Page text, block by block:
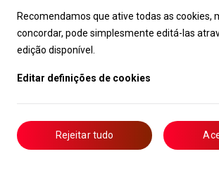
Recomendamos que ative todas as cookies,
concordar, pode simplesmente editá-las
edição disponível.
Editar definições de cookies
Rejeitar tudo